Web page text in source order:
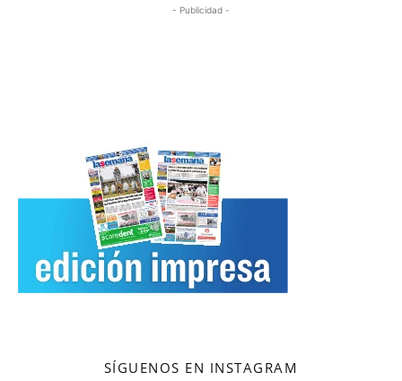
- Publicidad -
SÍGUENOS EN INSTAGRAM